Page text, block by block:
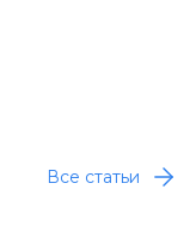
Все статьи